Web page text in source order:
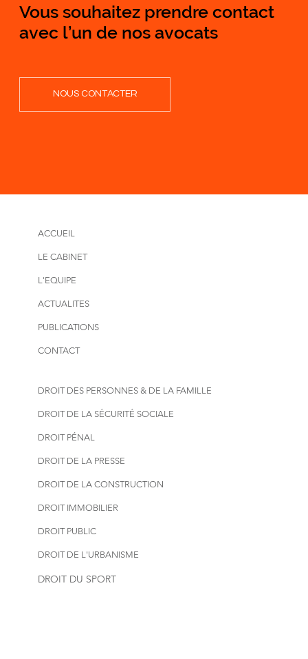
Vous souhaitez prendre contact
avec l’un de nos avocats
NOUS CONTACTER
ACCUEIL
LE CABINET
L'EQUIPE
ACTUALITES
PUBLICATIONS
CONTACT
DROIT DU SPORT
DROIT DES PERSONNES & DE LA FAMILLE
DROIT DE LA SÉCURITÉ SOCIALE
DROIT PÉNAL
DROIT DE LA PRESSE
DROIT DE LA CONSTRUCTION
DROIT IMMOBILIER
DROIT PUBLIC
DROIT DE L'URBANISME